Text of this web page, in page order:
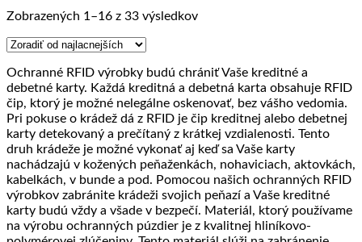
Zobrazených 1–16 z 33 výsledkovZoradené
najnižšej
po
najvyššiu
Ochranné RFID výrobky budú chrániť Vaše kreditné a
debetné karty. Každá kreditná a debetná karta obsahuje RFID
čip, ktorý je možné nelegálne oskenovať, bez vášho vedomia.
Pri pokuse o krádež dá z RFID je čip kreditnej alebo debetnej
karty detekovaný a prečítaný z krátkej vzdialenosti. Tento
druh krádeže je možné vykonať aj keď sa Vaše karty
nachádzajú v kožených peňaženkách, nohaviciach, aktovkách,
kabelkách, v bunde a pod. Pomocou našich ochranných RFID
výrobkov zabránite krádeži svojich peňazí a Vaše kreditné
karty budú vždy a všade v bezpečí. Materiál, ktorý používame
na výrobu ochranných púzdier je z kvalitnej hliníkovo-